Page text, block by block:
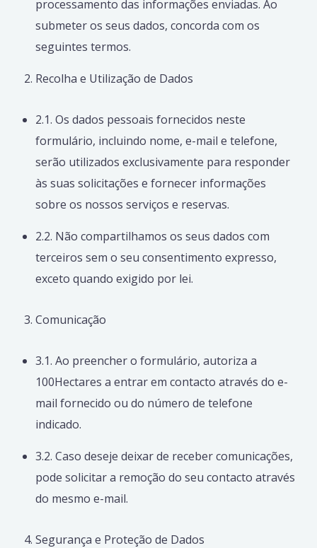
processamento das informações enviadas. Ao
submeter os seus dados, concorda com os
seguintes termos.
Recolha e Utilização de Dados
2.1. Os dados pessoais fornecidos neste
formulário, incluindo nome, e-mail e telefone,
serão utilizados exclusivamente para responder
às suas solicitações e fornecer informações
sobre os nossos serviços e reservas.
2.2. Não compartilhamos os seus dados com
terceiros sem o seu consentimento expresso,
exceto quando exigido por lei.
Comunicação
3.1. Ao preencher o formulário, autoriza a
100Hectares a entrar em contacto através do e-
mail fornecido ou do número de telefone
indicado.
3.2. Caso deseje deixar de receber comunicações,
pode solicitar a remoção do seu contacto através
do mesmo e-mail.
Segurança e Proteção de Dados